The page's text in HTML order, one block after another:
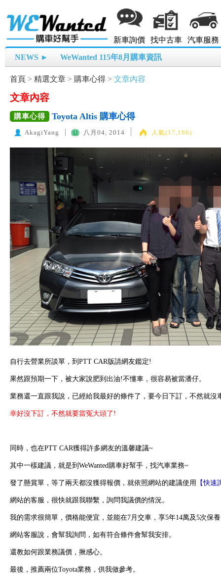
新車詢價 找中古車 汽車服務
NEWS ► WeWanted 115年8月購車資訊
首頁 > 精選文章 > 購車心得 > 文章內容
文章內容
購車心得 Toyota Altis 購車心得
AkagiYang 八月04, 2014 人氣(17,186)
自行去營業所談單，到PTT CAR版請網友鑑定!
果然跟預期一下，被大家說肥到出油!不懂車，很容易被當潘仔。
業務還一直跟我說，已經給我最好的條件了，要今日下訂，不然就沒
幸好沒下訂，不然就要當冤大頭了!
同時，也在PTT CAR獲得許多網友的溫馨建議~
其中一樣建議，就是到WeWanted購車好幫手，找汽車業務~
發了懸賞單，等了兩天都沒獲得報價，就依照網站的建議使用 【快速
網站的客服，很快就跟我聯繫，詢問我議價的情況。
我的需求很簡單，價格能便宜，並能在7月交車，享5年14萬及5次保
網站客服說，會幫我詢問，如有符合條件會幫我安排。
還教如何跟業務議價，揪感心。
最後，推薦兩位Toyota業務，供我做參考。